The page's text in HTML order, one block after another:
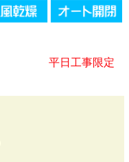
平日工事限定